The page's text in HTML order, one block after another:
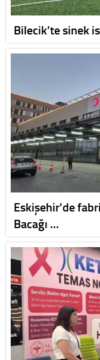
Bilecik’te sinek
Eskişehir'de
Bacağı …